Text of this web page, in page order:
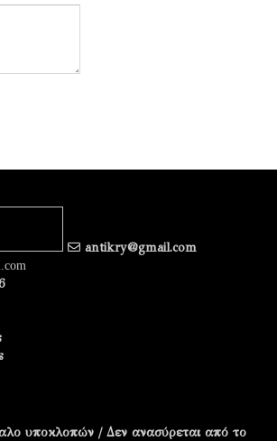
antikry@gmail.com
υποκλοπών / Δεν ανασύρεται από το